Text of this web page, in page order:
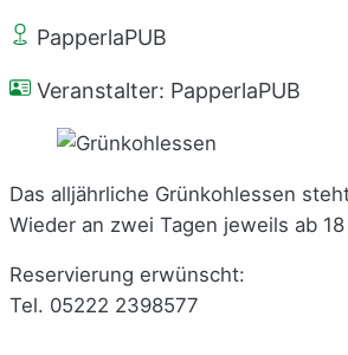
PapperlaPUB
Veranstalter: PapperlaPUB
Das alljährliche Grünkohlessen
Wieder an zwei Tagen jeweils ab 18
Reservierung erwünscht:
Tel. 05222 2398577